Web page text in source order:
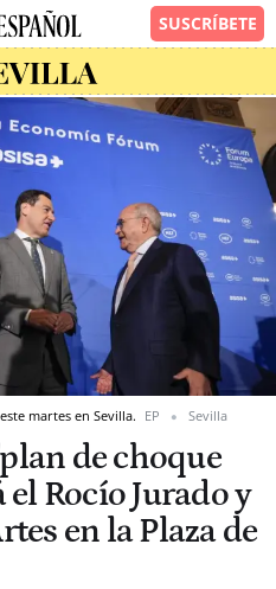
martes en Sevilla. EP Sevilla
de choque
Rocío Jurado y
en la Plaza de